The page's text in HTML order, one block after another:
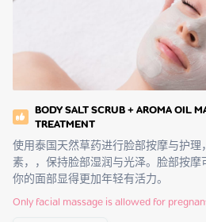
BODY SALT SCRUB + AROMA OIL
TREATMENT
使用泰国天然草药进行脸部按摩与护
素，，保持脸部湿润与光泽。脸部按
你的面部显得更加年轻有活力。
Only facial massage is allowed for